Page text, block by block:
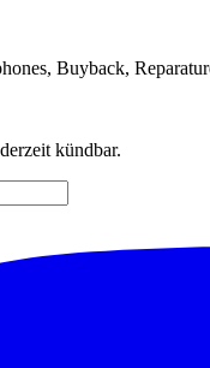
Buyback,
kündbar.